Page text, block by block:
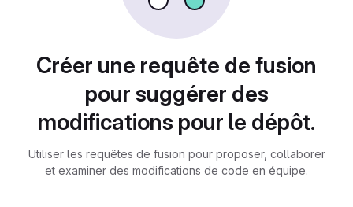
Créer une requête de fusion
pour suggérer des
modifications pour le dépôt.
Utiliser les requêtes de fusion pour proposer, collaborer
et examiner des modifications de code en équipe.